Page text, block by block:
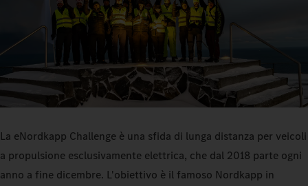
La eNordkapp Challenge è una sfida di lunga distanza per veicoli
a propulsione esclusivamente elettrica, che dal 2018 parte ogni
anno a fine dicembre. L'obiettivo è il famoso Nordkapp in